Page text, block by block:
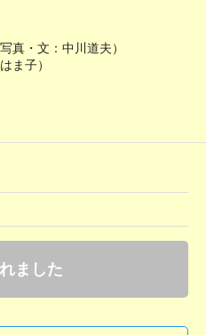
・文：中川道夫）
ま子）
ました